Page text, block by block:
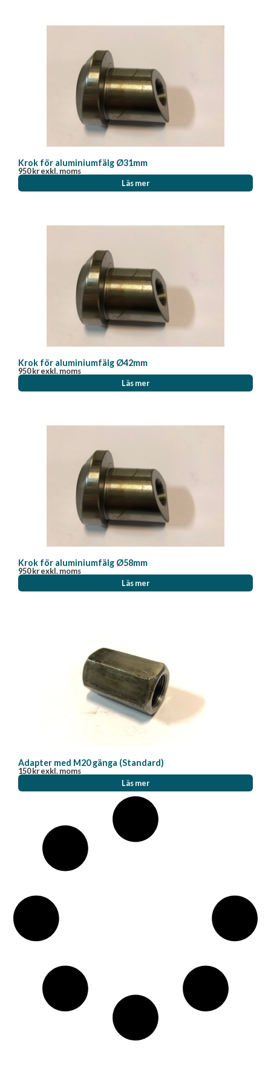
Krok för aluminiumfälg Ø31mm
950krexkl. moms
Läs mer
Krok för aluminiumfälg Ø42mm
950krexkl. moms
Läs mer
Krok för aluminiumfälg Ø58mm
950krexkl. moms
Läs mer
Adapter med M20 gänga (Standard)
150krexkl. moms
Läs mer